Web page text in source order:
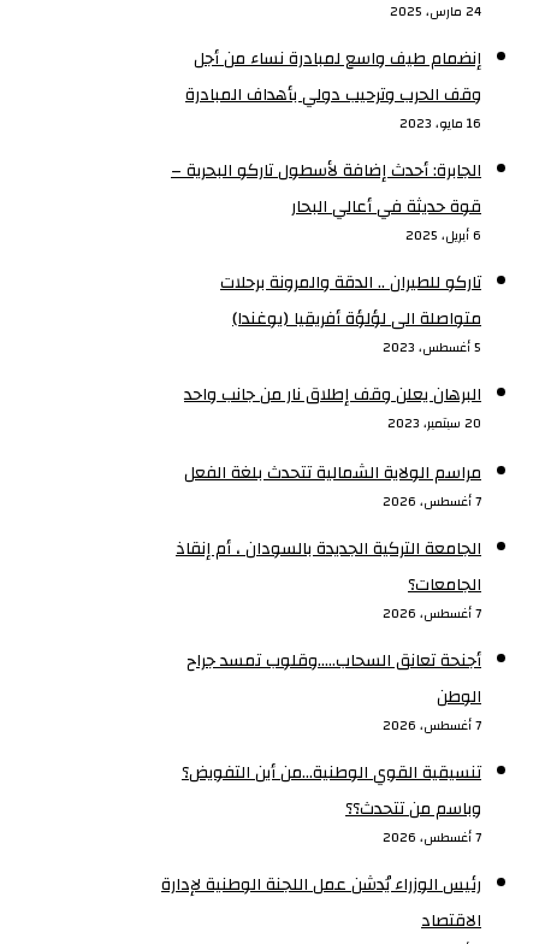
24 مارس، 2025
إنضمام طيف واسع لمبادرة نساء من أجل
وقف الحرب وترحيب دولي بأهداف المبادرة
16 مايو، 2023
الجابرة: أحدث إضافة لأسطول تاركو البحرية –
قوة حديثة في أعالي البحار
6 أبريل، 2025
تاركو للطيران .. الدقة والمرونة برحلات
متواصلة الى لؤلؤة أفريقيا (يوغندا)
5 أغسطس، 2023
البرهان يعلن وقف إطلاق نار من جانب واحد
20 سبتمبر، 2023
مراسم الولاية الشمالية تتحدث بلغة الفعل
7 أغسطس، 2026
الجامعة التركية الجديدة بالسودان ، أم إنقاذ
الجامعات؟
7 أغسطس، 2026
أجنحة تعانق السحاب…..وقلوب تمسد جراح
الوطن
7 أغسطس، 2026
تنسيقية القوي الوطنية…من أين التفويض؟
وباسم من تتحدث؟؟
7 أغسطس، 2026
رئيس الوزراء يُدشن عمل اللجنة الوطنية لإدارة
الاقتصاد